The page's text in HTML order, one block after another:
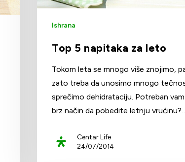
Ishrana
Top 5 napitaka za leto
Tokom leta se mnogo više znojimo,
zato treba da unosimo mnogo
sprečimo dehidrataciju. Potreban
brz način da pobedite letnju
Centar Life
24/07/2014